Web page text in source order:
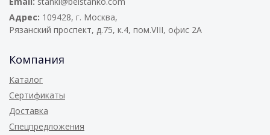
Адрес: 109428, г. Москва,
Рязанский проспект, д.75, к.4, пом.VIII, офис 2А
Компания
Каталог
Сертификаты
Доставка
Спецпредложения